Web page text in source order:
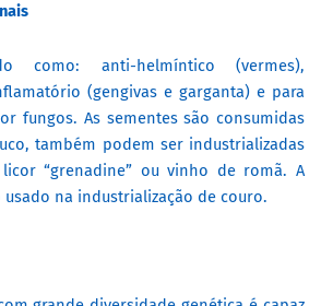
anti-helmíntico (vermes),
(gengivas e garganta) e para
fungos. As sementes são consumidas
também podem ser industrializadas
“grenadine” ou vinho de romã. A
na industrialização de couro.